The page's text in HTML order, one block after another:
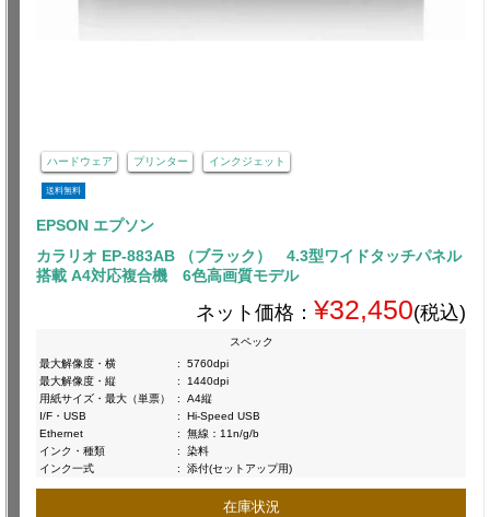
ハードウェア プリンター インクジェット
送料無料
EPSON エプソン
カラリオ EP-883AB （ブラック） 4.3型ワイドタッチパネル
搭載 A4対応複合機 6色高画質モデル
ネット価格： ¥32,450(税込)
スペック
最大解像度・横
:
5760dpi
最大解像度・縦
:
1440dpi
用紙サイズ・最大（単票）
:
A4縦
I/F・USB
:
Hi-Speed USB
Ethernet
:
無線：11n/g/b
インク・種類
:
染料
インク一式
: 添付(セットアップ用)
在庫状況